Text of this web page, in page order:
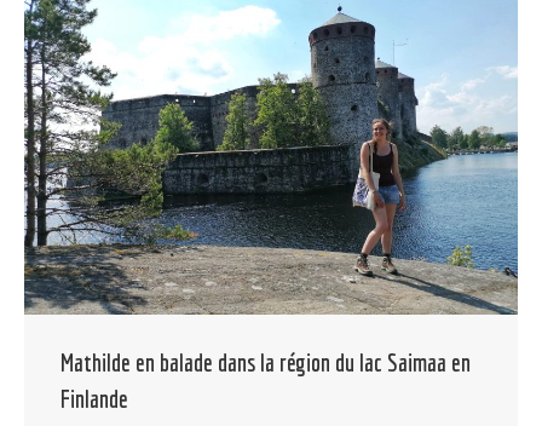
Mathilde en balade dans la région du lac Saimaa en
Finlande